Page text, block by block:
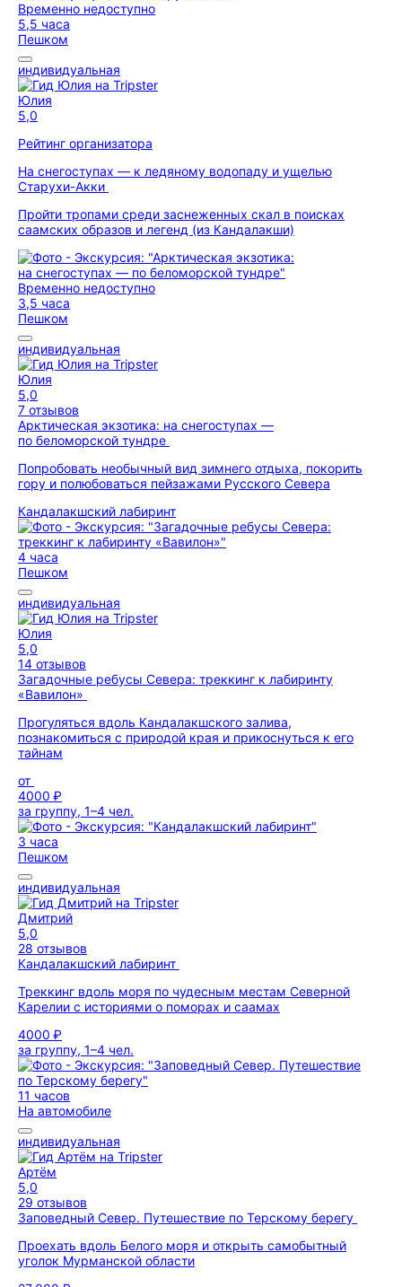
Временно недоступно
5,5 часа
Пешком
индивидуальная
Юлия
5,0
Рейтинг организатора
На снегоступах — к ледяному водопаду и ущелью
Старухи-Акки
Пройти тропами среди заснеженных скал в поисках
саамских образов и легенд (из Кандалакши)
Временно недоступно
3,5 часа
Пешком
индивидуальная
Юлия
5,0
7 отзывов
Арктическая экзотика: на снегоступах —
по беломорской тундре
Попробовать необычный вид зимнего отдыха, покорить
гору и полюбоваться пейзажами Русского Севера
Кандалакшский лабиринт
4 часа
Пешком
индивидуальная
Юлия
5,0
14 отзывов
Загадочные ребусы Севера: треккинг к лабиринту
«Вавилон»
Прогуляться вдоль Кандалакшского залива,
познакомиться с природой края и прикоснуться к его
тайнам
от
4000 ₽
за группу, 1–4 чел.
3 часа
Пешком
индивидуальная
Дмитрий
5,0
28 отзывов
Кандалакшский лабиринт
Треккинг вдоль моря по чудесным местам Северной
Карелии с историями о поморах и саамах
4000 ₽
за группу, 1–4 чел.
11 часов
На автомобиле
индивидуальная
Артём
5,0
29 отзывов
Заповедный Север. Путешествие по Терскому берегу
Проехать вдоль Белого моря и открыть самобытный
уголок Мурманской области